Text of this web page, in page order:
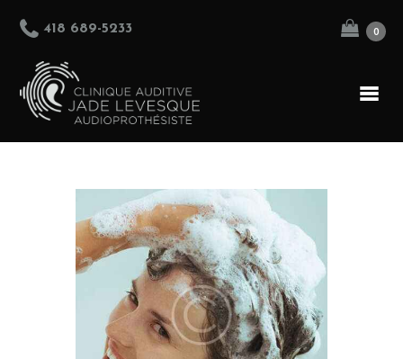
418 689-5233 0
ÉQUIPE
PRODUITS
SERVICES
BOUTIQUE